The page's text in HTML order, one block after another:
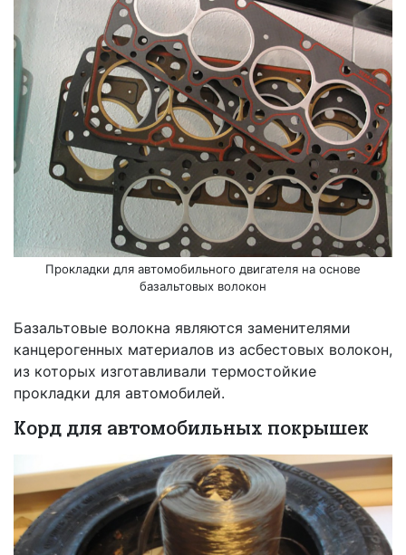
Прокладки для автомобильного двигателя на основе
базальтовых волокон
Базальтовые волокна являются заменителями
канцерогенных материалов из асбестовых волокон,
из которых изготавливали термостойкие
прокладки для автомобилей.
Корд для автомобильных покрышек